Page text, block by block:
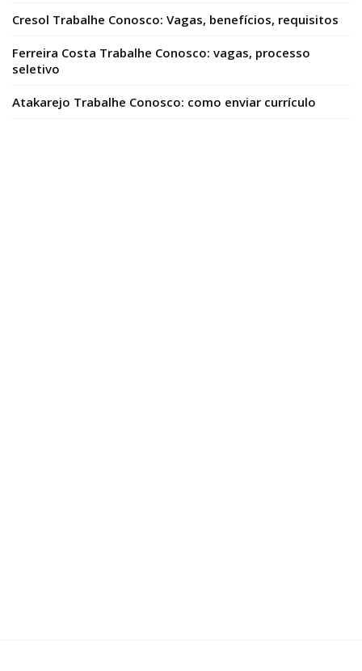
Cresol Trabalhe Conosco: Vagas, benefícios, requisitos
Ferreira Costa Trabalhe Conosco: vagas, processo
seletivo
Atakarejo Trabalhe Conosco: como enviar currículo